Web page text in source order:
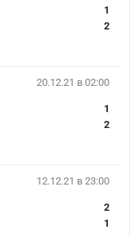
1
2
20.12.21 в 02:00
1
2
12.12.21 в 23:00
2
1